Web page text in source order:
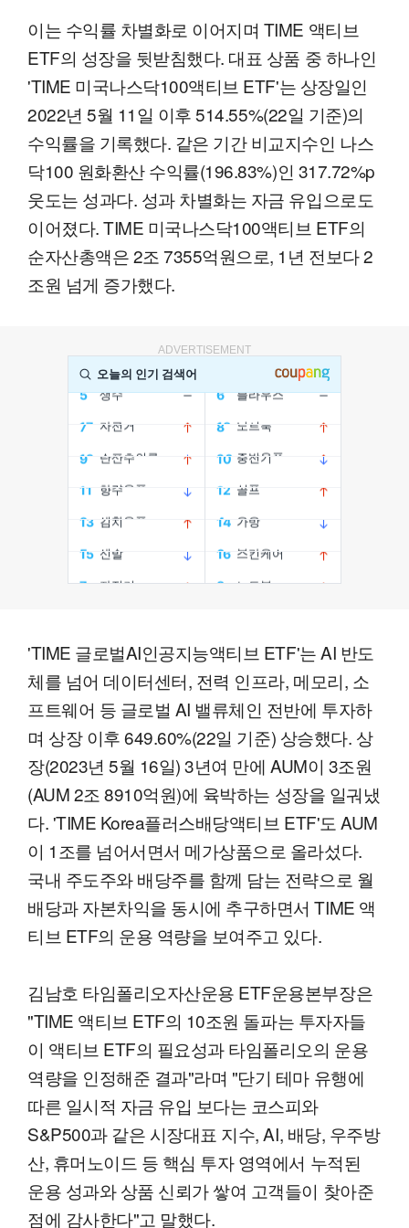
이는 수익률 차별화로 이어지며 TIME 액티브
ETF의 성장을 뒷받침했다. 대표 상품 중 하나인
'TIME 미국나스닥100액티브 ETF'는 상장일인
2022년 5월 11일 이후 514.55%(22일 기준)의
수익률을 기록했다. 같은 기간 비교지수인 나스
닥100 원화환산 수익률(196.83%)인 317.72%p
웃도는 성과다. 성과 차별화는 자금 유입으로도
이어졌다. TIME 미국나스닥100액티브 ETF의
순자산총액은 2조 7355억원으로, 1년 전보다 2
조원 넘게 증가했다.
ADVERTISEMENT
'TIME 글로벌AI인공지능액티브 ETF'는 AI 반도
체를 넘어 데이터센터, 전력 인프라, 메모리, 소
프트웨어 등 글로벌 AI 밸류체인 전반에 투자하
며 상장 이후 649.60%(22일 기준) 상승했다. 상
장(2023년 5월 16일) 3년여 만에 AUM이 3조원
(AUM 2조 8910억원)에 육박하는 성장을 일궈냈
다. 'TIME Korea플러스배당액티브 ETF'도 AUM
이 1조를 넘어서면서 메가상품으로 올라섰다.
국내 주도주와 배당주를 함께 담는 전략으로 월
배당과 자본차익을 동시에 추구하면서 TIME 액
티브 ETF의 운용 역량을 보여주고 있다.
김남호 타임폴리오자산운용 ETF운용본부장은
"TIME 액티브 ETF의 10조원 돌파는 투자자들
이 액티브 ETF의 필요성과 타임폴리오의 운용
역량을 인정해준 결과"라며 "단기 테마 유행에
따른 일시적 자금 유입 보다는 코스피와
S&P500과 같은 시장대표 지수, AI, 배당, 우주방
산, 휴머노이드 등 핵심 투자 영역에서 누적된
운용 성과와 상품 신뢰가 쌓여 고객들이 찾아준
점에 감사한다"고 말했다.